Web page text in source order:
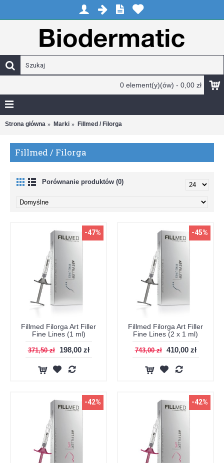
0 element(y)(ów) - 0,00 zł
Strona główna Marki Fillmed / Filorga
Fillmed / Filorga
Porównanie produktów (0)
-47%
Fillmed Filorga Art Filler
Fine Lines (1 ml)
371,50 zł 198,00 zł
-45%
Fillmed Filorga Art Filler
Fine Lines (2 x 1 ml)
743,00 zł 410,00 zł
-42% -42%